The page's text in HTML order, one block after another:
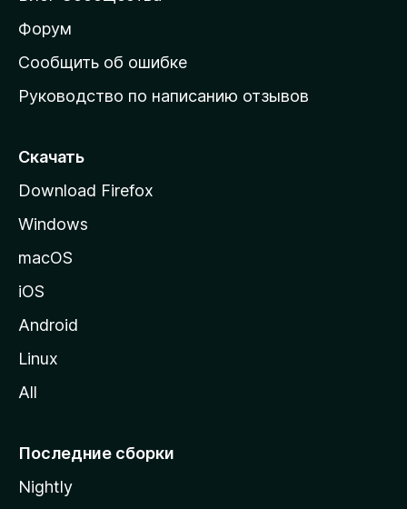
а
ш
н
ю
т
а
н
у
M
i
l
Форум
Сообщить об ошибке
Руководство по написанию отзывов
Скачать
Download Firefox
Windows
macOS
iOS
Android
Linux
All
Последние сборки
Nightly